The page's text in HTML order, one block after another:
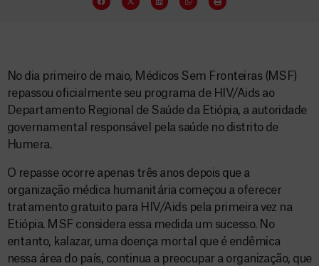
No dia primeiro de maio, Médicos Sem Fronteiras (MSF)
repassou oficialmente seu programa de HIV/Aids ao
Departamento Regional de Saúde da Etiópia, a autoridade
governamental responsável pela saúde no distrito de
Humera.
O repasse ocorre apenas três anos depois que a
organização médica humanitária começou a oferecer
tratamento gratuito para HIV/Aids pela primeira vez na
Etiópia. MSF considera essa medida um sucesso. No
entanto, kalazar, uma doença mortal que é endêmica
nessa área do país, continua a preocupar a organização, que